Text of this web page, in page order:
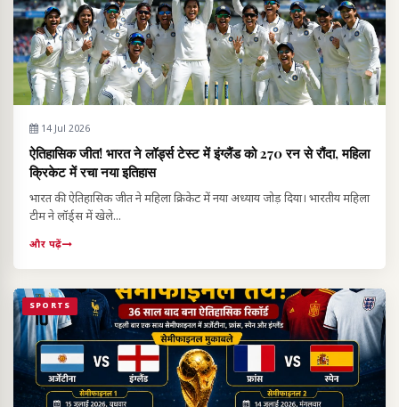
14 Jul 2026
ऐतिहासिक जीत! भारत ने लॉर्ड्स टेस्ट में इंग्लैंड को 270 रन से रौंदा, महिला
क्रिकेट में रचा नया इतिहास
भारत की ऐतिहासिक जीत ने महिला क्रिकेट में नया अध्याय जोड़ दिया। भारतीय महिला
टीम ने लॉर्ड्स में खेले...
और पढ़ें
SPORTS